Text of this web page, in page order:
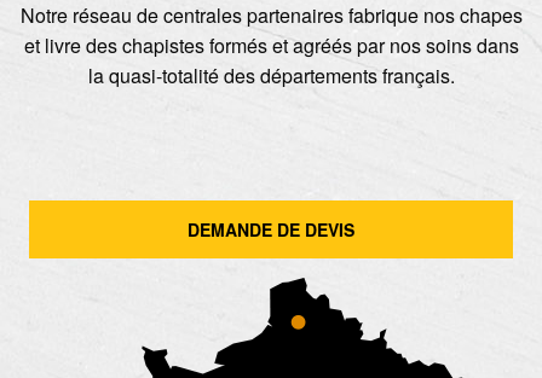
Notre réseau de centrales partenaires fabrique nos chapes
et livre des chapistes formés et agréés par nos soins dans
la quasi-totalité des départements français.
DEMANDE DE DEVIS